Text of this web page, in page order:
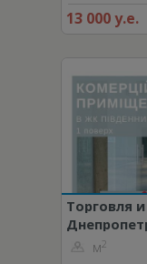
13 000 у.е.
Торговля
пер.
м2